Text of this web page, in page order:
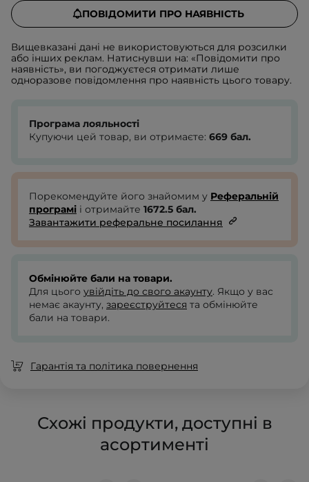
ПОВІДОМИТИ ПРО НАЯВНІСТЬ
Вищевказані дані не використовуються для розсилки
або інших реклам. Натиснувши на: «Повідомити про
наявність», ви погоджуєтеся отримати лише
одноразове повідомлення про наявність цього товару.
Програма лояльності
Купуючи цей товар, ви отримаєте: 669 бал.
Порекомендуйте його знайомим у Реферальній
програмі і отримайте 1672.5 бал.
Завантажити реферальне посилання
Обмінюйте бали на товари.
Для цього увійдіть до свого акаунту. Якщо у вас
немає акаунту, зареєструйтеся та обмінюйте
бали на товари.
Гарантія та політика повернення
Схожі продукти, доступні в
асортименті